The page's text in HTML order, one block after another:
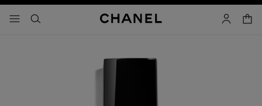
- navegación principal
buscar cuenta
carrito